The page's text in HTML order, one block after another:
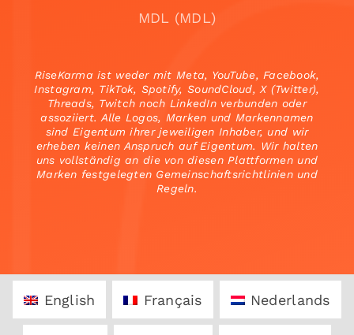
MDL (MDL)
RiseKarma ist weder mit Meta, YouTube, Facebook,
Instagram, TikTok, Spotify, SoundCloud, X (Twitter),
Threads, Twitch noch LinkedIn verbunden oder
assoziiert. Alle Logos, Marken und Markennamen
sind Eigentum ihrer jeweiligen Inhaber, und wir
erheben keinen Anspruch auf Eigentum. Wir halten
uns vollständig an die von diesen Plattformen und
Marken festgelegten Gemeinschaftsrichtlinien und
Regeln.
English Français Nederlands